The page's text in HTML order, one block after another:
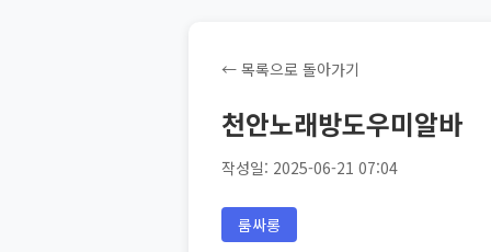
← 목록으로 돌아가기
천안노래방도우미알바
작성일: 2025-06-21 07:04
룸싸롱